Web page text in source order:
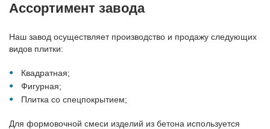
Ассортимент завода
Наш завод осуществляет производство и продажу следующих
видов плитки:
Квадратная;
Фигурная;
Плитка со спецпокрытием;
Для формовочной смеси изделий из бетона используется